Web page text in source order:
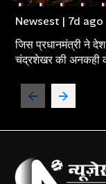
Newsest | 7d ago
जिस प्रधानमंत्री ने
चंद्रशेखर की अनकही